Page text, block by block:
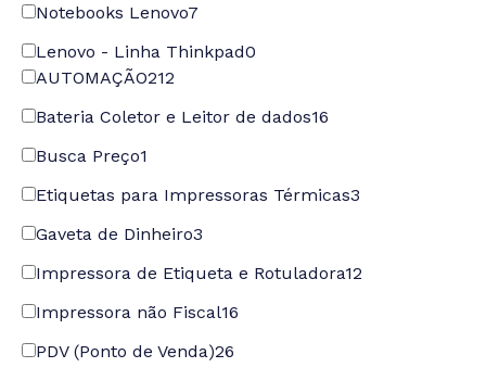
Notebooks Lenovo7
Lenovo - Linha Thinkpad0
AUTOMAÇÃO212
Bateria Coletor e Leitor de dados16
Busca Preço1
Etiquetas para Impressoras Térmicas3
Gaveta de Dinheiro3
Impressora de Etiqueta e Rotuladora12
Impressora não Fiscal16
PDV (Ponto de Venda)26